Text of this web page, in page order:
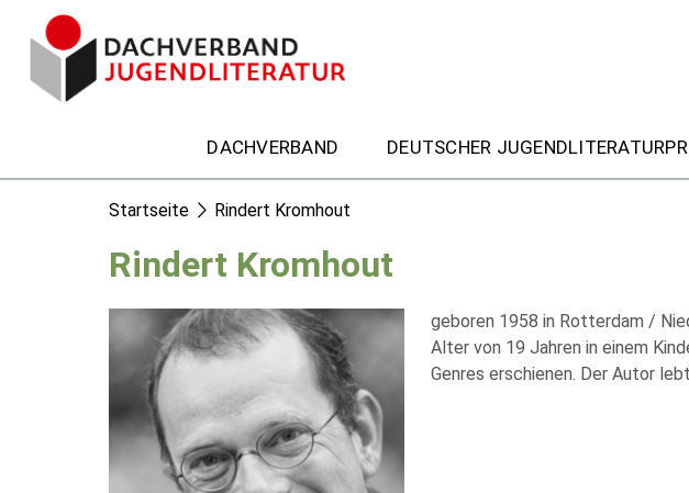
DACHVERBAND DEUTSCHER
Startseite Rindert Kromhout
Rindert Kromhout
geboren 1958 in Rotterdam /
Alter von 19 Jahren in einem
Genres erschienen. Der Autor